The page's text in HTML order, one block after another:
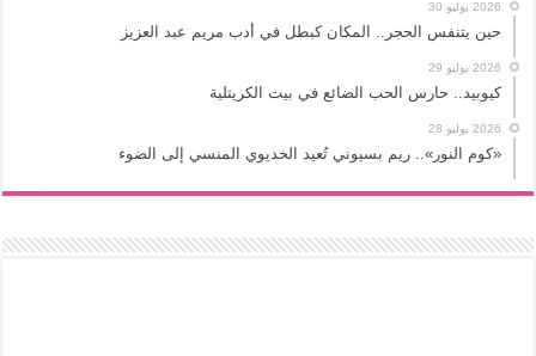
2026 يوليو 30
حين يتنفس الحجر.. المكان كبطل في أدب مريم عبد العزيز
2026 يوليو 29
كيوبيد.. حارس الحب الضائع في بيت الكريتلية
2026 يوليو 28
«كوم النور».. ريم بسيوني تُعيد الخديوي المنسي إلى الضوء